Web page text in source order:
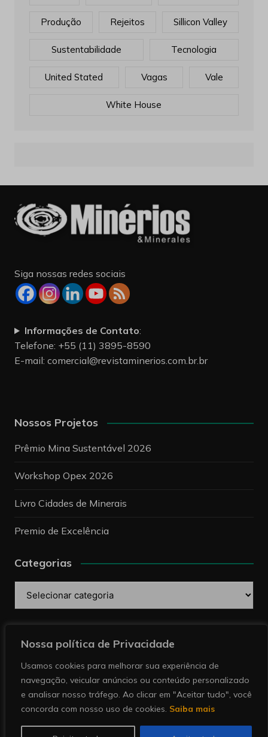
Nossa política de Privacidade
Usamos cookies para melhorar sua experiência de
navegação, veicular anúncios ou conteúdo personalizado
e analisar nosso tráfego. Ao clicar em "Aceitar tudo", você
concorda com nosso uso de cookies. Saiba mais
Produção Rejeitos Sillicon Valley
Sustentabilidade Tecnologia
United Stated Vagas Vale
White House
Siga nossas redes sociais
Informações de Contato:
Telefone: +55 (11) 3895-8590
E-mail: comercial@revistaminerios.com.br.br
Nossos Projetos
Prêmio Mina Sustentável 2026
Workshop Opex 2026
Livro Cidades de Minerais
Premio de Excelência
Categorias